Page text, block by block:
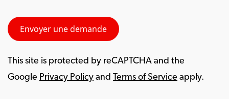
This site is protected by reCAPTCHA and the
Google Privacy Policy and Terms of Service apply.